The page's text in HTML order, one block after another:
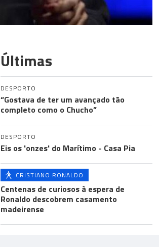
Últimas
DESPORTO
“Gostava de ter um avançado tão
completo como o Chucho”
DESPORTO
Eis os 'onzes' do Marítimo - Casa Pia
CRISTIANO RONALDO
Centenas de curiosos à espera de
Ronaldo descobrem casamento
madeirense